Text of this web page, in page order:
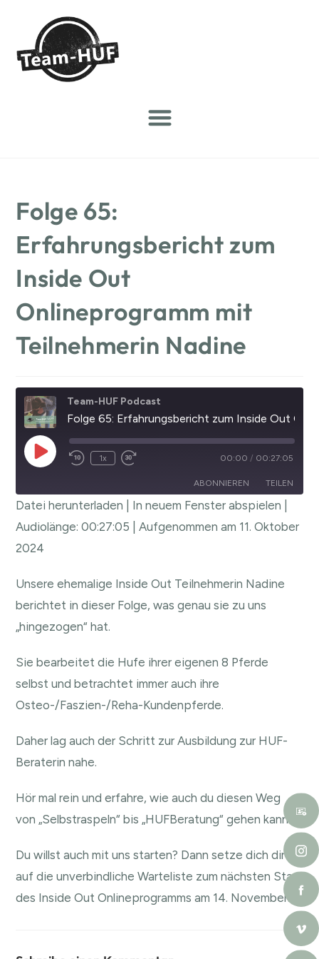
Folge 65:
Erfahrungsbericht zum
Inside Out
Onlineprogramm mit
Teilnehmerin Nadine
Team-HUF Podcast
1x 00:00 / 00:27:05
ABONNIEREN TEILEN
RSS FEED
TEILEN
LINK
EMBED
Datei herunterladen In neuem Fenster abspielen
Audiolänge: 00:27:05 |Aufgenommen am 11. Oktober
2024
Unsere ehemalige Inside Out Teilnehmerin Nadine
berichtet in dieser Folge, was genau sie zu uns
„hingezogen“ hat.
Sie bearbeitet die Hufe ihrer eigenen 8 Pferde
selbst und betrachtet immer auch ihre
Osteo-/Faszien-/Reha-Kundenpferde.
Daher lag auch der Schritt zur Ausbildung zur HUF-
Beraterin nahe.
Hör mal rein und erfahre, wie auch du diesen Weg
von „Selbstraspeln“ bis „HUFBeratung“ gehen kannst.
Du willst auch mit uns starten? Dann setze dich direkt
auf die unverbindliche Warteliste zum nächsten Start
des Inside Out Onlineprogramms am 14. November.